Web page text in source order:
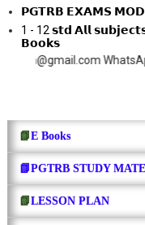
𝗣𝗚𝗧𝗥𝗕 𝗘𝗫𝗔𝗠𝗦
1 - 12 𝘀𝘁𝗱 𝗔𝗹𝗹
𝗕𝗼𝗼𝗸𝘀
WhatsApp
📗E Books
📗PGTRB STUDY
📗LESSON PLAN